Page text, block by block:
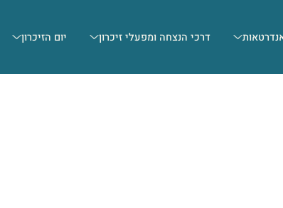
דרכי הנצחה ומפעלי זיכרון יום הזיכרון